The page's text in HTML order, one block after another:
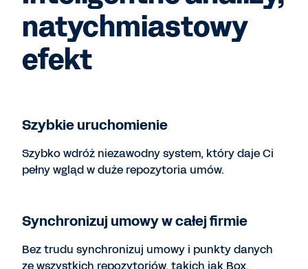
natychmiastowy
efekt
Szybkie uruchomienie
Szybko wdróż niezawodny system, który daje Ci
pełny wgląd w duże repozytoria umów.
Synchronizuj umowy w całej firmie
Bez trudu synchronizuj umowy i punkty danych
ze wszystkich repozytoriów, takich jak Box,